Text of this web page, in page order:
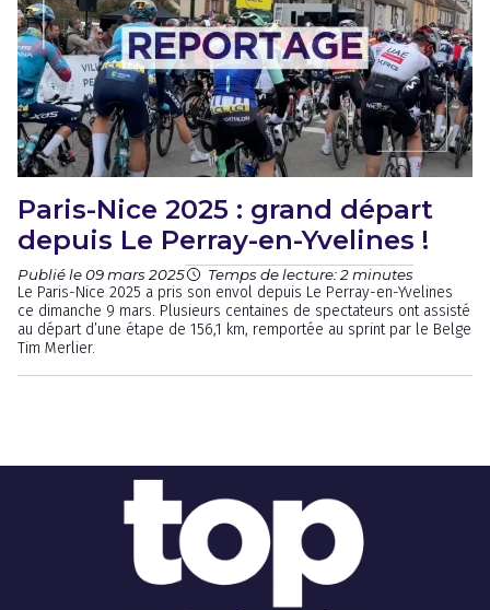
Paris-Nice 2025 : grand départ
depuis Le Perray-en-Yvelines !
Publié le 09 mars 2025 Temps de lecture: 2 minutes
Le Paris-Nice 2025 a pris son envol depuis Le Perray-en-Yvelines
ce dimanche 9 mars. Plusieurs centaines de spectateurs ont assisté
au départ d’une étape de 156,1 km, remportée au sprint par le Belge
Tim Merlier.